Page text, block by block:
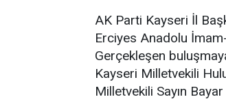
AK Parti Kayseri İl
Erciyes Anadolu
Gerçekleşen
Kayseri Milletvekili
Milletvekili Sayın